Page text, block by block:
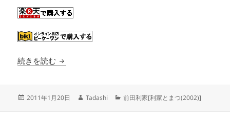
続きを読む 敗者にあらず前田利政
投
2011年1月20日
作
Tadashi
カ
前田利家[利家とまつ(2002)]